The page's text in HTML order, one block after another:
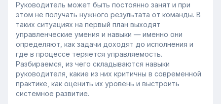
Руководитель может быть постоянно занят и при
этом не получать нужного результата от команды. В
таких ситуациях на первый план выходят
управленческие умения и навыки — именно они
определяют, как задачи доходят до исполнения и
где в процессе теряется управляемость.
Разбираемся, из чего складываются навыки
руководителя, какие из них критичны в современной
практике, как оценить их уровень и выстроить
системное развитие.